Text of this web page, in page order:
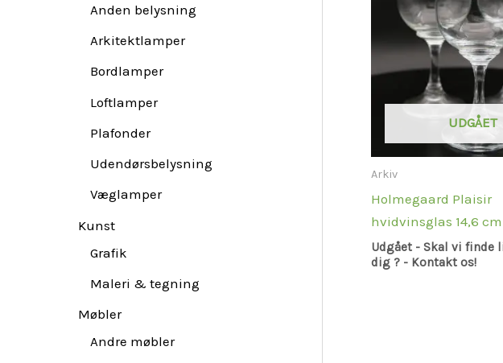
Anden belysning
Arkitektlamper
Bordlamper
Loftlamper
Plafonder
Udendørsbelysning
Væglamper
Kunst
Grafik
Maleri & tegning
Møbler
Andre møbler
UDGÅET
Arkiv
Holmegaard Plaisir
hvidvinsglas 14,6 cm
Udgået - Skal vi finde
dig ? - Kontakt os!